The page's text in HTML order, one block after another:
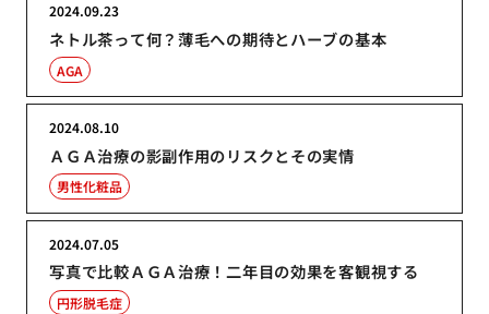
ネトル茶って何？薄毛への期待とハーブの基本
2024.09.23
AGA
ＡＧＡ治療の影副作用のリスクとその実情
2024.08.10
男性化粧品
写真で比較ＡＧＡ治療！二年目の効果を客観視する
2024.07.05
円形脱毛症